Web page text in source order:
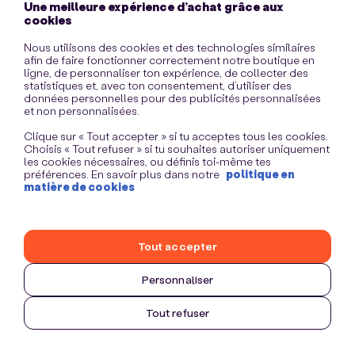
Une meilleure expérience d’achat grâce aux
cookies
Nous utilisons des cookies et des technologies similaires
afin de faire fonctionner correctement notre boutique en
ligne, de personnaliser ton expérience, de collecter des
statistiques et, avec ton consentement, d’utiliser des
données personnelles pour des publicités personnalisées
et non personnalisées.
Clique sur « Tout accepter » si tu acceptes tous les cookies.
Choisis « Tout refuser » si tu souhaites autoriser uniquement
les cookies nécessaires, ou définis toi-même tes
préférences. En savoir plus dans notre politique en
matière de cookies
Personnaliser
Tout refuser
Tout accepter